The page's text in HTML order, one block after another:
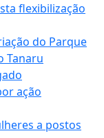
flexibilização
do Parque
Tanaru
ação
a postos